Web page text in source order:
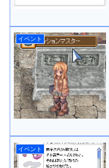
イベント
イベント